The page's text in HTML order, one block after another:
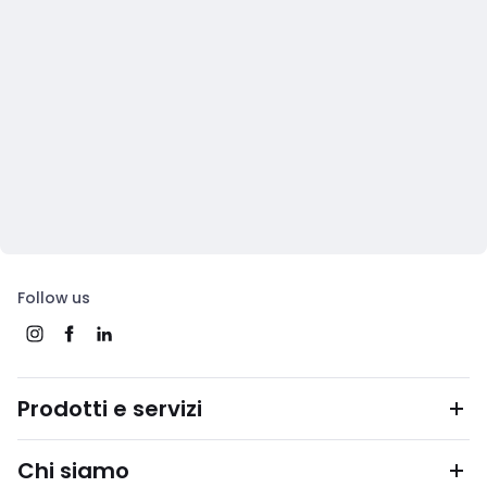
Follow us
Prodotti e servizi
Chi siamo